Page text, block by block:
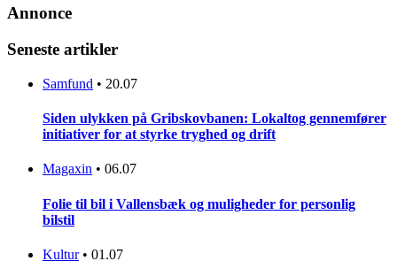
Annonce
Seneste artikler
Samfund • 20.07
Siden ulykken på Gribskovbanen: Lokaltog gennemfører
initiativer for at styrke tryghed og drift
Magaxin • 06.07
Folie til bil i Vallensbæk og muligheder for personlig
bilstil
Kultur • 01.07